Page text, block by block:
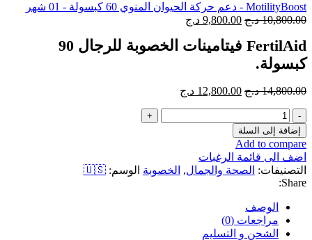
MotilityBoost - دعم حركة الحيوان المنوي 60 كبسولة - 01 شهر
10,800.00 د.ج السعر
هو:
9,800.00 د.ج
هو:
FertilAid فيتامينات الخصوبة للرجال 90
كبسولة.
14,800.00 د.ج السعر
14,800.00 د.ج.
12,800.00 د.ج
كمية
FertilAid
فيتامينات
الخصوبة
للرجال
90
إضافة إلى السلة
Add to compare
اضف الى قائمة الرغبات
التصنيفات: الصحة والجمال, الخصوبة الوسم: 🇺🇸
Share:
الوصف
مراجعات (0)
الشحن و التسليم